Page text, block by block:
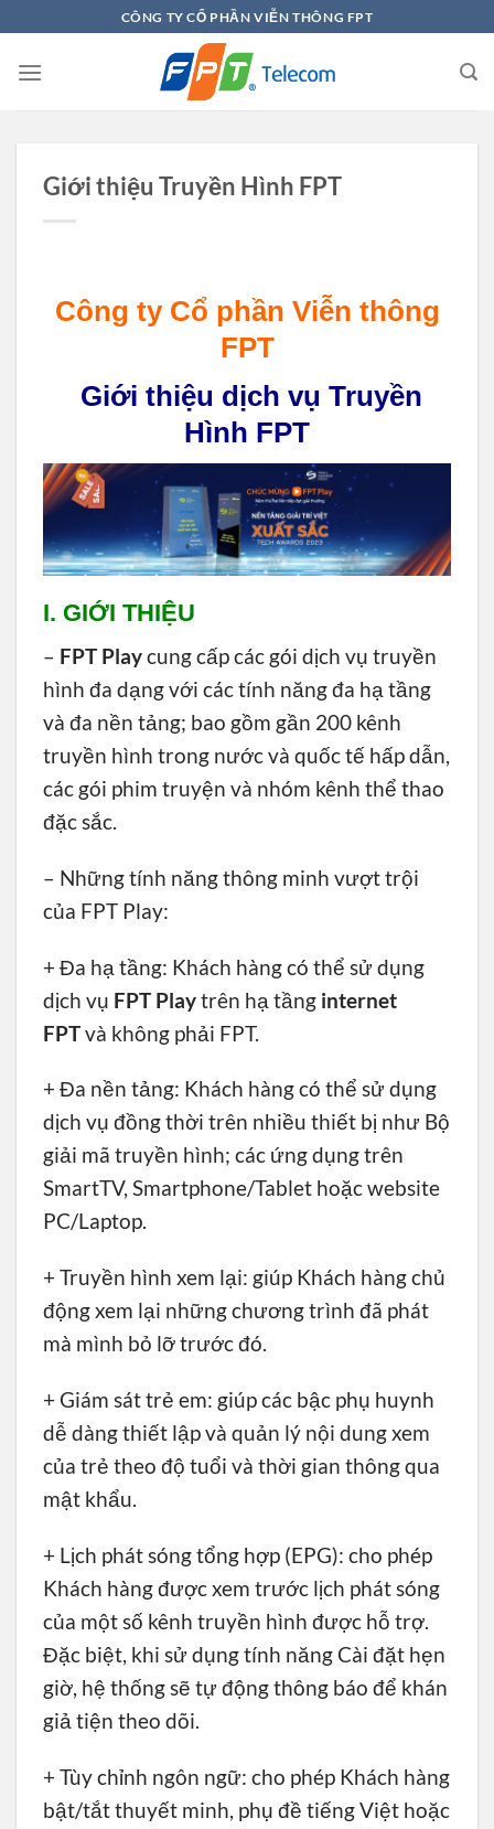
đến
nội
CÔNG TY CỔ PHẦN VIỄN THÔNG FPT
Giới thiệu Truyền Hình FPT
Công ty Cổ phần Viễn thông
FPT
Giới thiệu dịch vụ Truyền
Hình FPT
I. GIỚI THIỆU
– FPT Playcung cấp các gói dịch vụ truyền
hình đa dạng với các tính năng đa hạ tầng
và đa nền tảng; bao gồm gần 200 kênh
truyền hình trong nước và quốc tế hấp dẫn,
các gói phim truyện và nhóm kênh thể thao
đặc sắc.
– Những tính năng thông minh vượt trội
của FPT Play:
+ Đa hạ tầng: Khách hàng có thể sử dụng
dịch vụ FPT Playtrên hạ tầng internet
FPTvà không phải FPT.
+ Đa nền tảng: Khách hàng có thể sử dụng
dịch vụ đồng thời trên nhiều thiết bị như Bộ
giải mã truyền hình; các ứng dụng trên
SmartTV, Smartphone/Tablet hoặc website
PC/Laptop.
+ Truyền hình xem lại: giúp Khách hàng chủ
động xem lại những chương trình đã phát
mà mình bỏ lỡ trước đó.
+ Giám sát trẻ em: giúp các bậc phụ huynh
dễ dàng thiết lập và quản lý nội dung xem
của trẻ theo độ tuổi và thời gian thông qua
mật khẩu.
+ Lịch phát sóng tổng hợp (EPG): cho phép
Khách hàng được xem trước lịch phát sóng
của một số kênh truyền hình được hỗ trợ.
Đặc biệt, khi sử dụng tính năng Cài đặt hẹn
giờ, hệ thống sẽ tự động thông báo để khán
giả tiện theo dõi.
+ Tùy chỉnh ngôn ngữ: cho phép Khách hàng
bật/tắt thuyết minh, phụ đề tiếng Việt hoặc